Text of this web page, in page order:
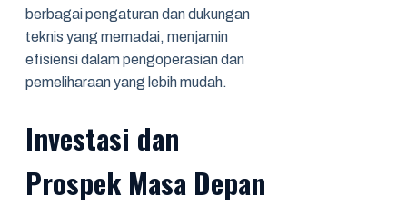
berbagai pengaturan dan dukungan
teknis yang memadai, menjamin
efisiensi dalam pengoperasian dan
pemeliharaan yang lebih mudah.
Investasi dan
Prospek Masa Depan